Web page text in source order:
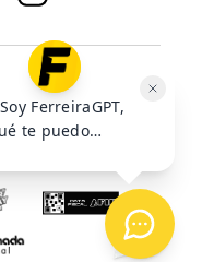
reservados